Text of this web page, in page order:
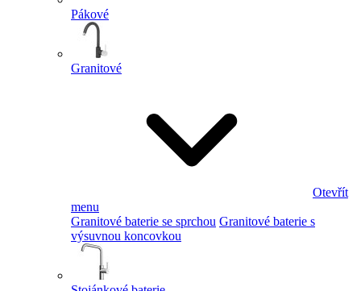
Pákové
Granitové
Otevřít
menu
Granitové baterie se sprchou Granitové baterie s
výsuvnou koncovkou